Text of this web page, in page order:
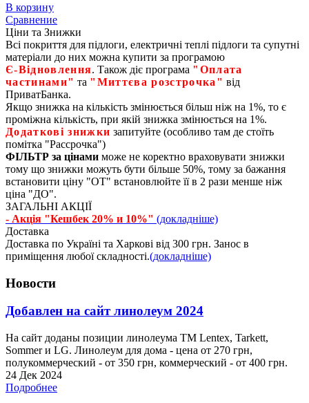
В корзину
Сравнение
Ціни та Знижки
Всі покриття для підлоги, електричні теплі підлоги та супутні
матеріали до них можна купити за програмою
Є‑Відновлення. Також діє програма "Оплата
частинами" та "Миттєва розстрочка" від
ПриватБанка.
Якщо знижка на кількість змінюється більш ніж на 1%, то є
проміжна кількість, при якій знижка змінюється на 1%.
Додаткові знижки запитуйте (особливо там де стоїть
помітка "Рассрочка")
ФІЛЬТР за цінами може не коректно враховувати знижки
тому що знижки можуть бути більше 50%, тому за бажання
встановити ціну "ОТ" встановлюйте її в 2 рази менше ніж
ціна "ДО".
ЗАГАЛЬНІ АКЦІЇ
- Акція "Кешбек 20% и 10%" (докладніше)
Доставка
Доставка по Україні та Харкові від 300 грн. Занос в
приміщення любої складності.(докладніше)
Новости
Добавлен на сайт линолеум 2024
На сайт доданы позиции линолеума ТМ Lentex, Tarkett,
Sommer и LG. Линолеум для дома - цена от 270 грн,
полукоммерческий - от 350 грн, коммерческий - от 400 грн.
24 Дек 2024
Подробнее